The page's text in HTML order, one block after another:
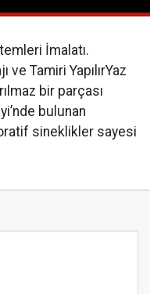
İmalatı.
Tamiri YapılırYaz
bir parçası
bulunan
sineklikler sayesi